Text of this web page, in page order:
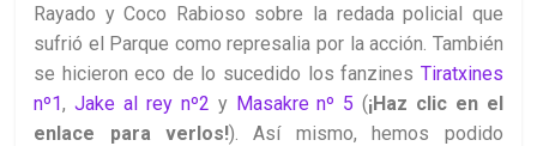
Rayado y Coco Rabioso sobre la redada policial que
sufrió el Parque como represalia por la acción. También
se hicieron eco de lo sucedido los fanzines Tiratxines
nº1,Jake al rey nº2 y Masakre nº 5 (¡Haz clic en el
enlace para verlos!). Así mismo, hemos podido